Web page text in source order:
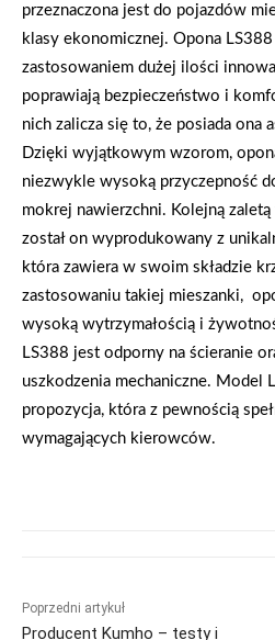
przeznaczona jest do pojazdów
klasy ekonomicznej. Opona
zastosowaniem dużej ilości
poprawiają bezpieczeństwo i
nich zalicza się to, że posiada ona
Dzięki wyjątkowym wzorom,
niezwykle wysoką przyczepność
mokrej nawierzchni. Kolejną
został on wyprodukowany z
która zawiera w swoim składzie
zastosowaniu takiej mieszanki,
wysoką wytrzymałością i
LS388 jest odporny na ścieranie
uszkodzenia mechaniczne. Model
propozycja, która z pewnością
wymagających kierowców.
Poprzedni artykuł
Producent Kumho – testy i